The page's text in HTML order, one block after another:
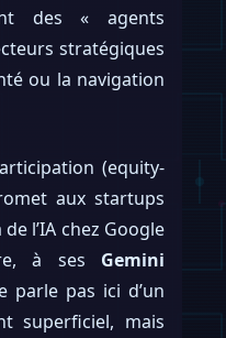
des « agents
stratégiques
ou la navigation
(equity-
aux startups
l’IA chez Google
à ses Gemini
parle pas ici d’un
superficiel, mais